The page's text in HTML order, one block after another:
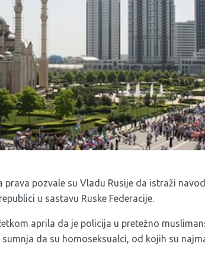
prava pozvale su Vladu Rusije da istraži
u sastavu Ruske Federacije.
aprila da je policija u pretežno
da su homoseksualci, od kojih su